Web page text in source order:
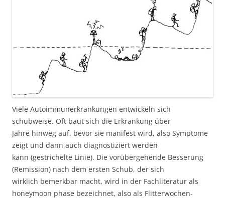
Viele Autoimmunerkrankungen entwickeln sich
schubweise. Oft baut sich die Erkrankung über
Jahre hinweg auf, bevor sie manifest wird, also Symptome
zeigt und dann auch diagnostiziert werden
kann (gestrichelte Linie). Die vorübergehende Besserung
(Remission) nach dem ersten Schub, der sich
wirklich bemerkbar macht, wird in der Fachliteratur als
honeymoon phase bezeichnet, also als Flitterwochen-